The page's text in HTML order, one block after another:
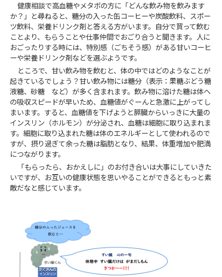
健康相談で高血糖やメタボの方に「どんな飲み物を飲みます
か？」と尋ねると、糖分の入った缶コーヒーや炭酸飲料、スポー
ツ飲料、栄養ドリンク剤と答える方がいます。自分で買って飲む
ことより、もらうことや仕事仲間でおごり合うと聞きます。人に
おごったりする時には、特別感（ごちそう感）がある甘いコーヒ
ーや栄養ドリンク剤などを選ぶようです。
ところで、甘い飲み物を飲むと、体の中ではどのようなことが
起きているでしょう？甘い飲み物には糖分（表示：果糖ぶどう糖
液糖、砂糖 など）が多く含まれます。飲み物に溶けた糖は体へ
の吸収スピードが早いため、血糖値がぐーんと急激に上がってし
まいます。すると、血糖値を下げようと膵臓からいっきに大量の
インスリン（ホルモン）が分泌され、血糖は細胞に取り込まれま
す。細胞に取り込まれた糖は体のエネルギーとして使われるので
すが、摂り過ぎて余った糖は脂肪となり、結果、体重増加や肥満
につながります。
「もらったら、おかえしに」のお付き合いは大事にしていきた
いですが、お互いの健康状態を思いやることができるともっと素
敵だなと感じています。